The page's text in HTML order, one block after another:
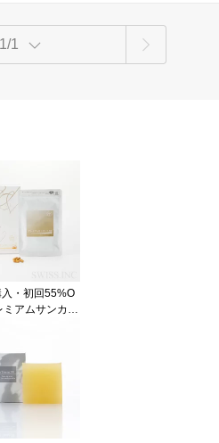
1/1
入・初回55%O
ミアムサンカッ
ミド・ノビレチ
ペリジン・ビタ
師監修・日本製
気になる方に ゴ